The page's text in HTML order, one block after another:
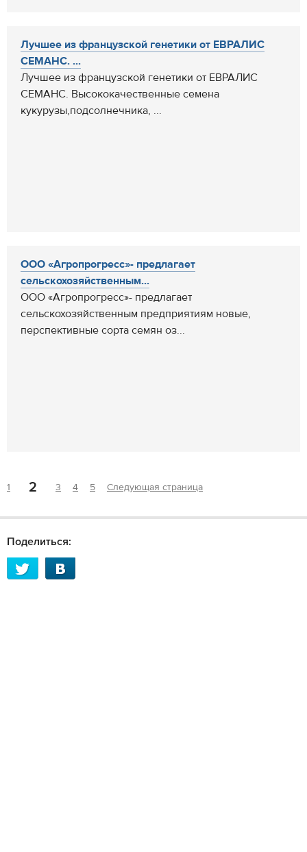
Лучшее из французской генетики от ЕВРАЛИС
СЕМАНС. ...
Лучшее из французской генетики от ЕВРАЛИС
СЕМАНС. Высококачественные семена
кукурузы,подсолнечника, ...
ООО «Агропрогресс»- предлагает
сельскохозяйственным...
ООО «Агропрогресс»- предлагает
сельскохозяйственным предприятиям новые,
перспективные сорта семян оз...
1 2 3 4 5 Следующая страница
Поделиться: